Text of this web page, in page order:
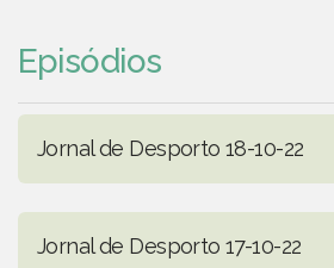
Episódios
Jornal de Desporto 18-10-22
Jornal de Desporto 17-10-22